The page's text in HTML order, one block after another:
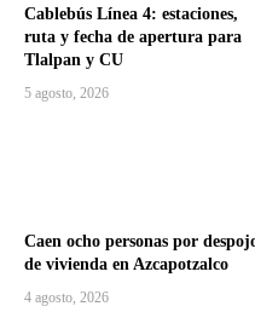
Cablebús Línea 4: estaciones,
ruta y fecha de apertura para
Tlalpan y CU
5 agosto, 2026
Caen ocho personas por
de vivienda en Azcapotzalco
4 agosto, 2026